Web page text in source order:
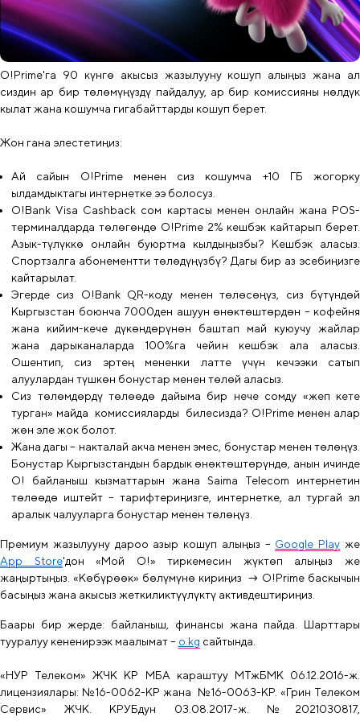
O!Prime'га 90 күнгө акысыз жазылууну кошуп алыңыз жана ал
сиздин ар бир төлөмүңүздү пайдалуу, ар бир комиссияны нөлдүк
кылат жана кошумча гигабайттарды кошуп берет.
Жон гана элестетиңиз:
Ай сайын O!Prime менен сиз кошумча +10 ГБ жогорку
ылдамдыктагы интернетке ээ болосуз.
O!Bank Visa Cashback сом картасы менен онлайн жана POS-
терминалдарда төлөгөндө O!Prime 2% кешбэк кайтарып берет.
Азык-түлүккө онлайн буюртма кылдыңызбы? Кешбэк аласыз.
Спортзалга абонементти төлөдүңүзбү? Дагы бир аз эсебиңизге
кайтарылат.
Эгерде сиз O!Bank QR-коду менен төлөсөңүз, сиз бүтүндөй
Кыргызстан боюнча 7000ден ашуун өнөктөштөрдөн – кофейня
жана кийим-кече дүкөндөрүнөн баштап май куюучу жайлар
жана дарыканаларда 100%га чейин кешбэк ала аласыз.
Ошентип, сиз эртең мененки латте үчүн кечээки сатып
алуулардан түшкөн бонустар менен төлөй аласыз.
Сиз төлөмдөрдү төлөөдө дайыма бир нече сомду «жеп кете
турган» майда комиссияларды билесизда? O!Prime менен алар
жөн эле жок болот.
Жана дагы– накталай акча менен эмес, бонустар менен төлөңүз.
Бонустар Кыргызстандын бардык өнөктөштөрүндө, анын ичинде
О! байланыш кызматтарын жана Saima Telecom интернетин
төлөөдө иштейт – тарифтериңизге, интернетке, ал тургай эл
аралык чалууларга бонустар менен төлөңүз.
Премиум жазылууну дароо азыр кошуп алыңыз – Google Play же
App Store'дон «Мой О!» тиркемесин жүктөп алыңыз же
жаңыртыңыз. «Көбүрөөк» бөлүмүнө кириңиз → O!Prime баскычын
басыңыз жана акысыз жеткиликтүүлүктү активдештириңиз.
Баары бир жерде: байланыш, финансы жана пайда. Шарттары
тууралуу кененирээк маалымат– o.kg сайтында.
«НУР Телеком» ЖЧК КР МБА караштуу МТжБМК 06.12.2016-ж.
лицензиялары: №16-0062-КР жана №16-0063-КР. «Грин Телеком
Сервис» ЖЧК. КРУБдун 03.08.2017-ж. №2021030817,